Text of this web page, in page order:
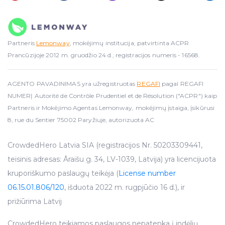
Partneris Lemonway, mokėjimų institucija, patvirtinta ACPR
Prancūzijoje 2012 m. gruodžio 24 d., registracijos numeris - 16568.
AGENTO PAVADINIMAS yra užregistruotas REGAFI pagal REGAFI
NUMERĮ Autorité de Contrôle Prudentiel et de Résolution ("ACPR") kaip
Partneris ir Mokėjimo Agentas Lemonway, mokėjimų įstaiga, įsikūrusi
8, rue du Sentier 75002 Paryžiuje, autorizuota AC
CrowdedHero Latvia SIA (registracijos Nr. 50203309441,
teisinis adresas: Āraišu g. 34, LV-1039, Latvija) yra licencijuota
kruporiškumo paslaugų teikėja (License number
06.15.01.806/120, išduota 2022 m. rugpjūčio 16 d.), ir
prižiūrima Latvij